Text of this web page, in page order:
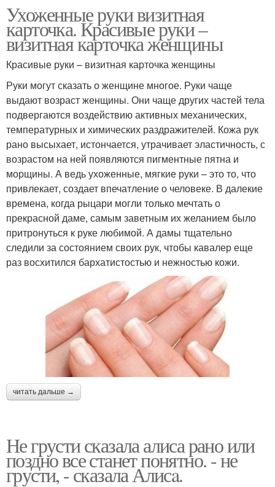
Ухоженные руки визитная
карточка. Красивые руки –
визитная карточка женщины
Красивые руки – визитная карточка женщины
Руки могут сказать о женщине многое. Руки чаще
выдают возраст женщины. Они чаще других частей тела
подвергаются воздействию активных механических,
температурных и химических раздражителей. Кожа рук
рано высыхает, истончается, утрачивает эластичность, с
возрастом на ней появляются пигментные пятна и
морщины. А ведь ухоженные, мягкие руки – это то, что
привлекает, создает впечатление о человеке. В далекие
времена, когда рыцари могли только мечтать о
прекрасной даме, самым заветным их желанием было
притронуться к руке любимой. А дамы тщательно
следили за состоянием своих рук, чтобы кавалер еще
раз восхитился бархатистостью и нежностью кожи.
читать дальше →
Не грусти сказала алиса рано или
поздно все станет понятно. - не
грусти, - сказала Алисa.